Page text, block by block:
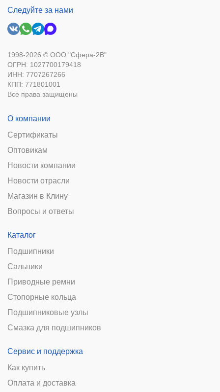
Следуйте за нами
1998-2026 © ООО "Сфера-2В"
ОГРН: 1027700179418
ИНН: 7707267266
КПП: 771801001
Все права защищены
О компании
Сертификаты
Оптовикам
Новости компании
Новости отрасли
Магазин в Клину
Вопросы и ответы
Каталог
Подшипники
Сальники
Приводные ремни
Стопорные кольца
Подшипниковые узлы
Смазка для подшипников
Сервис и поддержка
Как купить
Оплата и доставка